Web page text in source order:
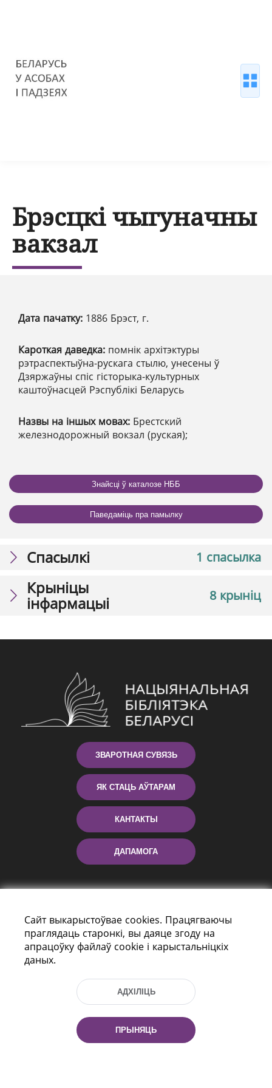
Брэсцкі чыгуначны
вакзал
Дата пачатку: 1886 Брэст, г.
Кароткая даведка: помнік архітэктуры
рэтраспектыўна-рускага стылю, унесены ў
Дзяржаўны спіс гісторыка-культурных
каштоўнасцей Рэспублікі Беларусь
Назвы на іншых мовах: Брестский
железнодорожный вокзал (руская);
Знайсці ў каталозе НББ
Паведаміць пра памылку
1 спасылка
Спасылкі
8 крыніц
Крыніцы
інфармацыі
ЗВАРОТНАЯ СУВЯЗЬ
ЯК СТАЦЬ АЎТАРАМ
КАНТАКТЫ
ДАПАМОГА
праспект Незалежнасці 116
г. Мiнск, Рэспубліка Беларусь, 220114
Тэл.: (+375 17) 368 37 37, Факс: (+375 17)
Эл. пошта: inbox@nlb.by
Сайт выкарыстоўвае cookies. Працягваючы
праглядаць старонкі, вы даяце згоду на
апрацоўку файлаў cookie і карыстальніцкіх
даных.
АДХІЛІЦЬ
ПРЫНЯЦЬ